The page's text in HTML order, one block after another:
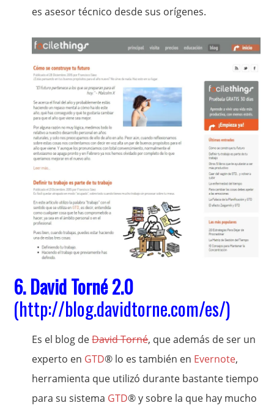
es asesor técnico desde sus orígenes.
6.David Torné 2.0
(http://blog.davidtorne.com/es/)
Es el blog deDavid Torné, que además de ser un
experto en GTD® lo es también en Evernote,
herramienta que utilizó durante bastante tiempo
para su sistema GTD® y sobre la que hay mucho